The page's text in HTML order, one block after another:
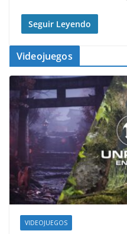
Seguir Leyendo
Videojuegos
VIDEOJUEGOS